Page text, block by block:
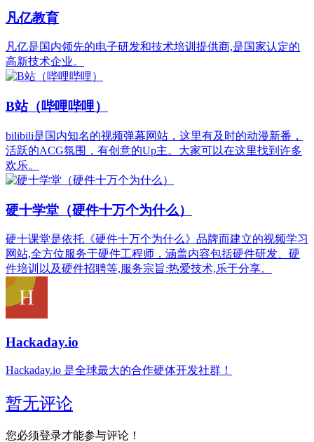
凡亿教育
凡亿是国内领先的电子研发和技术培训提供商,是国家认定的
高新技术企业。
‌B站（哔哩哔哩）
bilibili是国内知名的视频弹幕网站，这里有及时的动漫新番，
活跃的ACG氛围，有创意的Up主。大家可以在这里找到许多
欢乐。
硬十学堂（硬件十万个为什么）
硬十课堂是依托《硬件十万个为什么》品牌而建立的视频学习
网站,全方位服务于硬件工程师，涵盖内容包括硬件研发、硬
件培训以及硬件招聘等,服务宗旨:热爱技术,乐于分享。
Hackaday.io
Hackaday.io 是全球最大的合作硬体开发社群！
暂无评论
您必须登录才能参与评论！